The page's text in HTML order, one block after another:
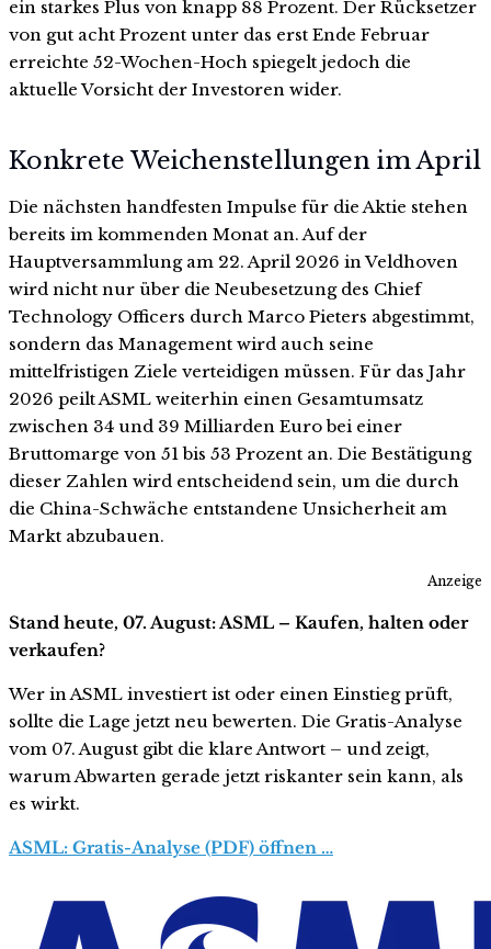
ein starkes Plus von knapp 88 Prozent. Der Rücksetzer
von gut acht Prozent unter das erst Ende Februar
erreichte 52-Wochen-Hoch spiegelt jedoch die
aktuelle Vorsicht der Investoren wider.
Konkrete Weichenstellungen im April
Die nächsten handfesten Impulse für die Aktie stehen
bereits im kommenden Monat an. Auf der
Hauptversammlung am 22. April 2026 in Veldhoven
wird nicht nur über die Neubesetzung des Chief
Technology Officers durch Marco Pieters abgestimmt,
sondern das Management wird auch seine
mittelfristigen Ziele verteidigen müssen. Für das Jahr
2026 peilt ASML weiterhin einen Gesamtumsatz
zwischen 34 und 39 Milliarden Euro bei einer
Bruttomarge von 51 bis 53 Prozent an. Die Bestätigung
dieser Zahlen wird entscheidend sein, um die durch
die China-Schwäche entstandene Unsicherheit am
Markt abzubauen.
Anzeige
Stand heute, 07. August: ASML – Kaufen, halten oder
verkaufen?
Wer in ASML investiert ist oder einen Einstieg prüft,
sollte die Lage jetzt neu bewerten. Die Gratis-Analyse
vom 07. August gibt die klare Antwort – und zeigt,
warum Abwarten gerade jetzt riskanter sein kann, als
es wirkt.
ASML: Gratis-Analyse (PDF) öffnen …